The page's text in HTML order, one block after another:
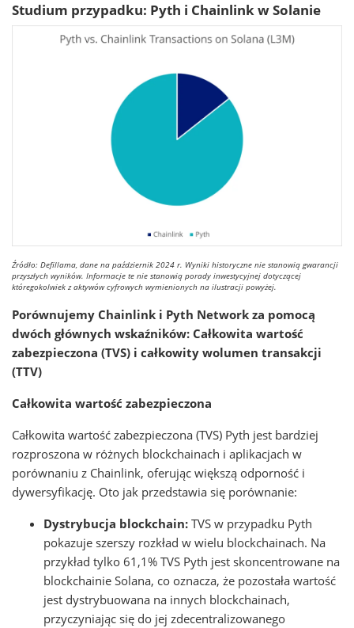
Studium przypadku: Pyth i Chainlink w Solanie
Źródło: Defillama, dane na październik 2024 r. Wyniki historyczne nie stanowią gwarancji
przyszłych wyników. Informacje te nie stanowią porady inwestycyjnej dotyczącej
któregokolwiek z aktywów cyfrowych wymienionych na ilustracji powyżej.
Porównujemy Chainlink i Pyth Network za pomocą
dwóch głównych wskaźników: Całkowita wartość
zabezpieczona (TVS) i całkowity wolumen transakcji
(TTV)
Całkowita wartość zabezpieczona
Całkowita wartość zabezpieczona (TVS) Pyth jest bardziej
rozproszona w różnych blockchainach i aplikacjach w
porównaniu z Chainlink, oferując większą odporność i
dywersyfikację. Oto jak przedstawia się porównanie:
Dystrybucja blockchain: TVS w przypadku Pyth
pokazuje szerszy rozkład w wielu blockchainach. Na
przykład tylko 61,1% TVS Pyth jest skoncentrowane na
blockchainie Solana, co oznacza, że pozostała wartość
jest dystrybuowana na innych blockchainach,
przyczyniając się do jej zdecentralizowanego